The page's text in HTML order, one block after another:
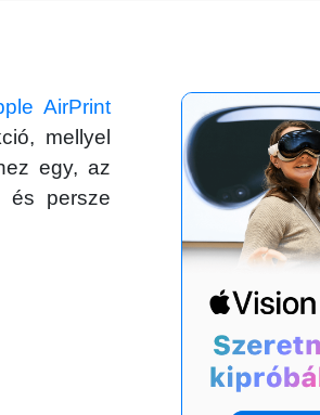
AirPrint
mellyel
egy, az
és persze